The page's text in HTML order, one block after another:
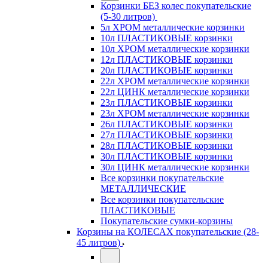
Корзинки БЕЗ колес покупательские
(5-30 литров)
5л ХРОМ металлические корзинки
10л ПЛАСТИКОВЫЕ корзинки
10л ХРОМ металлические корзинки
12л ПЛАСТИКОВЫЕ корзинки
20л ПЛАСТИКОВЫЕ корзинки
22л ХРОМ металлические корзинки
22л ЦИНК металлические корзинки
23л ПЛАСТИКОВЫЕ корзинки
23л ХРОМ металлические корзинки
26л ПЛАСТИКОВЫЕ корзинки
27л ПЛАСТИКОВЫЕ корзинки
28л ПЛАСТИКОВЫЕ корзинки
30л ПЛАСТИКОВЫЕ корзинки
30л ЦИНК металлические корзинки
Все корзинки покупательские
МЕТАЛЛИЧЕСКИЕ
Все корзинки покупательские
ПЛАСТИКОВЫЕ
Покупательские сумки-корзины
Корзины на КОЛЕСАХ покупательские (28-
45 литров)